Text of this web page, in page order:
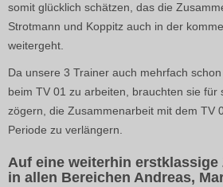
somit glücklich schätzen, das die
Strotmann und Koppitz auch in der
weitergeht.
Da unsere 3 Trainer auch mehrfach
beim TV 01 zu arbeiten, brauchten sie für
zögern, die Zusammenarbeit mit dem TV
Periode zu verlängern.
Auf eine weiterhin erstklassige
in allen Bereichen Andreas,